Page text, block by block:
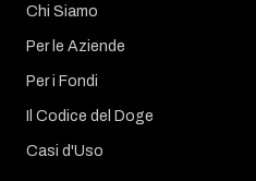
Chi Siamo
Per le Aziende
Per i Fondi
Il Codice del Doge
Casi d'Uso